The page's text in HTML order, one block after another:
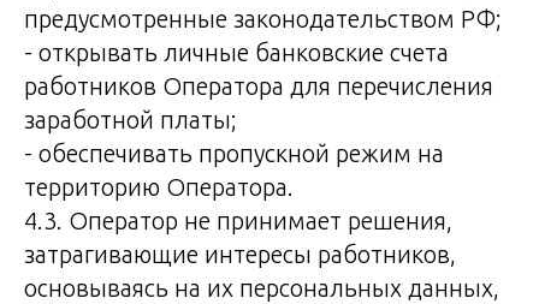
предусмотренные законодательством РФ;
- открывать личные банковские счета
работников Оператора для перечисления
заработной платы;
- обеспечивать пропускной режим на
территорию Оператора.
4.3. Оператор не принимает решения,
затрагивающие интересы работников,
основываясь на их персональных данных,